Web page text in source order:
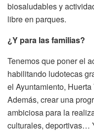
biosaludables y
libre en parques.
¿Y para las familias?
Tenemos que poner el
habilitando ludotecas
el Ayuntamiento,
Además, crear una
ambiciosa para la
culturales, deportivas…